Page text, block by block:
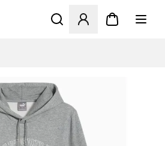
Åbner en Modal til at